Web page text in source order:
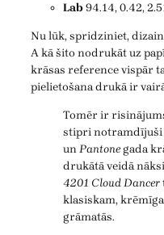
Lab94.14, 0.42,
Nu lūk, spridziniet,
A kā šito nodrukāt uz
krāsas reference vispār
pielietošana drukā ir
Tomēr ir
stipri notramdījuši
unPantonegada
drukātā veidā
4201 Cloud Dancer
klasiskam,
grāmatās.